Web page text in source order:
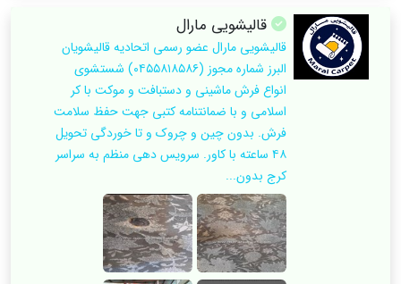
قالیشویی مارال
قالیشویی مارال عضو رسمی اتحادیه قالیشویان
البرز شماره مجوز (۰۴۵۵۸۱۸۵۸۶) شستشوی
انواع فرش ماشینی و دستبافت و موکت با کر
اسلامی و با ضمانتنامه کتبی جهت حفظ سلامت
فرش. بدون چین و چروک و تا خوردگی تحویل
۴۸ ساعته با کاور. سرویس دهی منظم به سراسر
کرج بدون...